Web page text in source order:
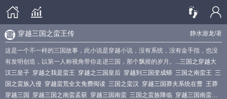
静水游龙/著
穿越三国之蛮王传
这是一个不一样的三国故事，此小说是穿越小说，没有系统，没有金手指，也没
有发明创造，以第一人称视角带你走进三国，那个飘摇的岁月。...三国之穿越大
汉三皇子 穿越之我是蛮王 穿越之三国皇后 穿越到三国变成蟒 三国之南蛮王 三
国之蛮族入侵 穿越蛮荒全文免费阅读 三国之蛮汉 穿越三国莽夫系统在曹 王莽
穿越三国 穿越三国之南蛮孟获 穿越三国南蛮 三国之蛮族降临 穿越三国南蛮成